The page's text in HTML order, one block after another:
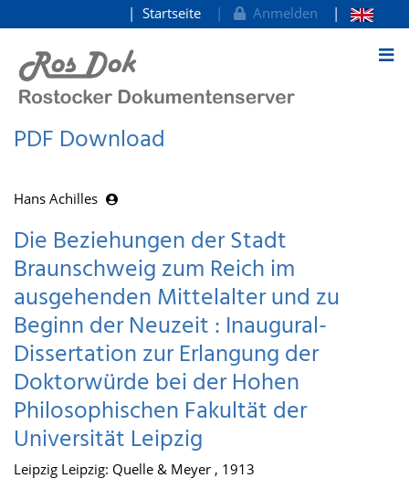
zum Inhalt
Startseite Anmelden
PDF Download
Hans Achilles
Die Beziehungen der Stadt
Braunschweig zum Reich im
ausgehenden Mittelalter und zu
Beginn der Neuzeit : Inaugural-
Dissertation zur Erlangung der
Doktorwürde bei der Hohen
Philosophischen Fakultät der
Universität Leipzig
Leipzig Leipzig: Quelle & Meyer , 1913